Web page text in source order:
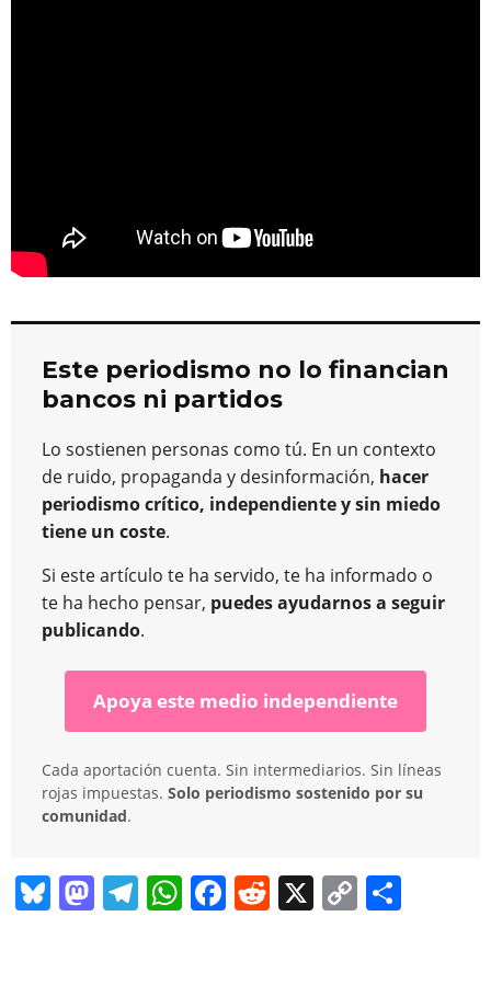
Este periodismo no lo financian
bancos ni partidos
Lo sostienen personas como tú. En un contexto
de ruido, propaganda y desinformación, hacer
periodismo crítico, independiente y sin miedo
tiene un coste.
Si este artículo te ha servido, te ha informado o
te ha hecho pensar, puedes ayudarnos a seguir
publicando.
Apoya este medio independiente
Cada aportación cuenta. Sin intermediarios. Sin líneas
rojas impuestas. Solo periodismo sostenido por su
comunidad.
Bl M T W F R X C